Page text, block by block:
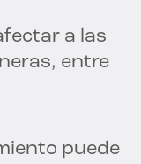
a las
entre
puede